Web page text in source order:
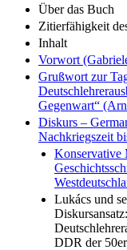
Über das Buch
Zitierfähigkeit
Inhalt
Vorwort
Grußwort zur
Gegenwart“
Diskurs –
Nachkriegszeit
Konservative
Lukács und
DDR der